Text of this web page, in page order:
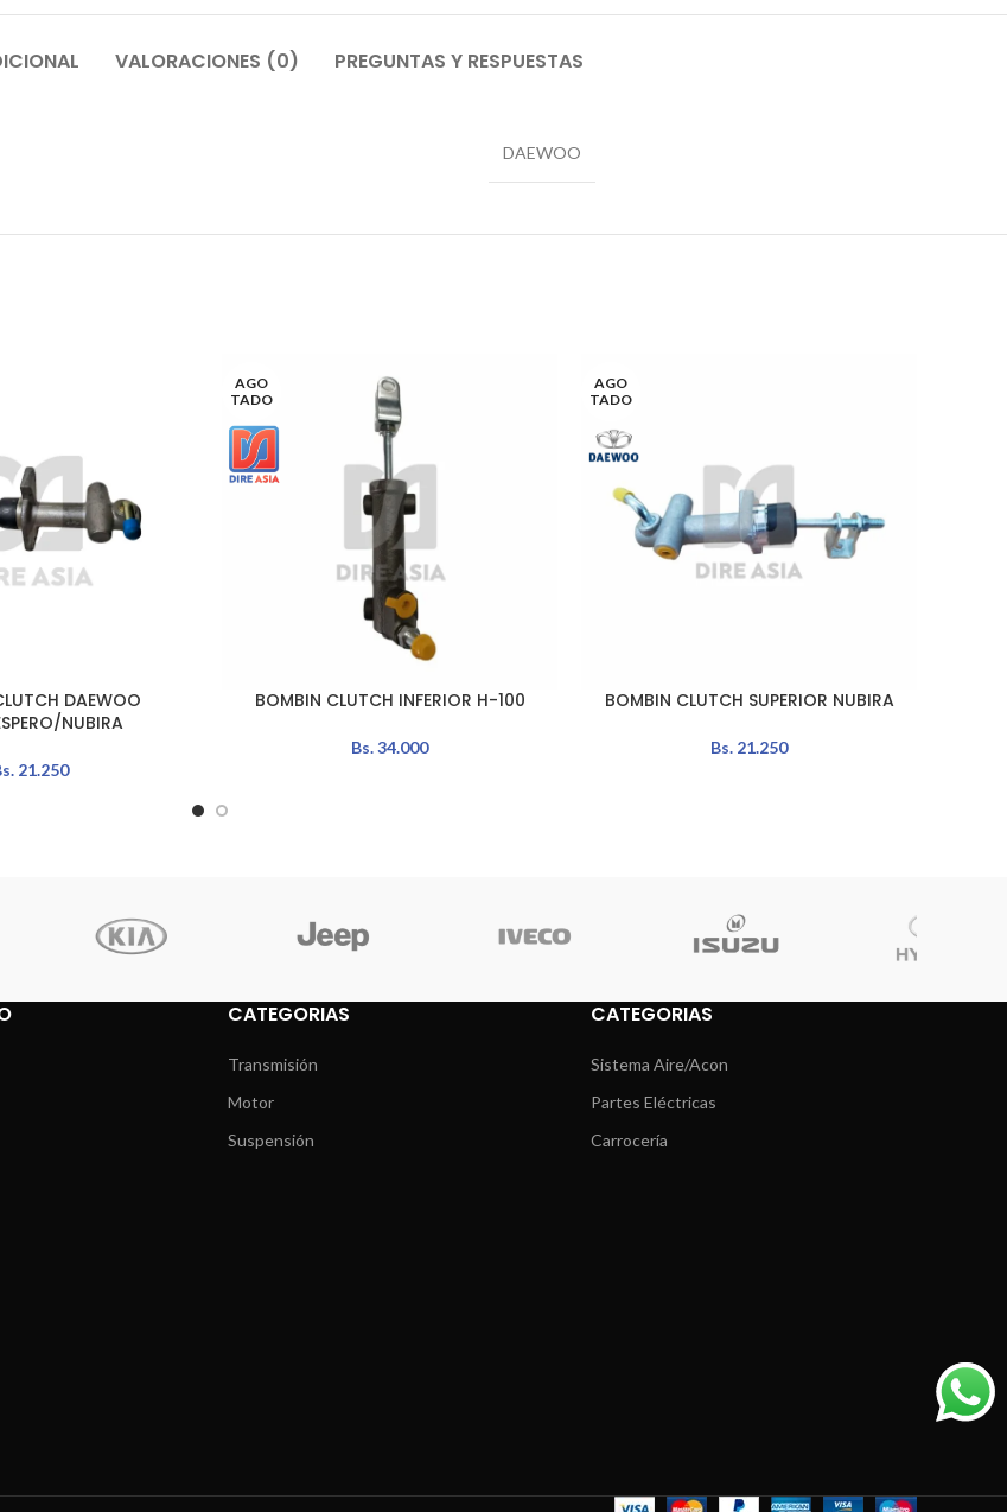
VALORACIONES (0) PREGUNTAS Y RESPUESTAS
DAEWOO
DAEWOO
NUBIRA
21.250
AGO
TADO
LEER MÁS
BOMBIN CLUTCH INFERIOR H-100
Bs.34.000
AGO
TADO
LEER MÁS
BOMBIN CLUTCH SUPERIOR NUBIRA
Bs. 21.250
CATEGORIAS
Transmisión
Motor
Suspensión
CATEGORIAS
Sistema Aire/Acon
Partes Eléctricas
Carrocería